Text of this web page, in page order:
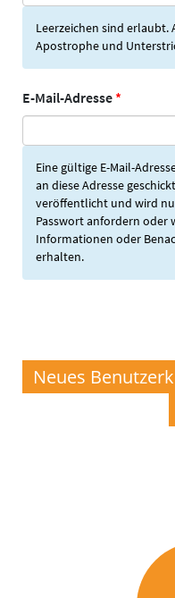
Leerzeichen sind erlaubt.
Apostrophe und
E-Mail-Adresse *
Eine gültige E-Mail-
an diese Adresse
veröffentlicht und wird
Passwort anfordern oder
Informationen oder
erhalten.